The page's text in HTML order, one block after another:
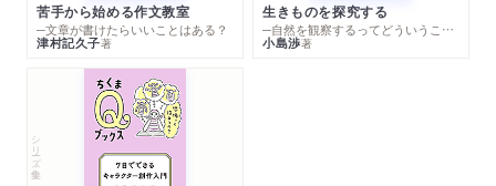
苦手から始める作文教室
─文章が書けたらいいことはある？
津村記久子著
生きものを探究する
─自然を観察するってどういうこと？
小島渉著
シリーズ・全集